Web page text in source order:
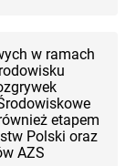
w ramach
etapem
Polski oraz
AZS